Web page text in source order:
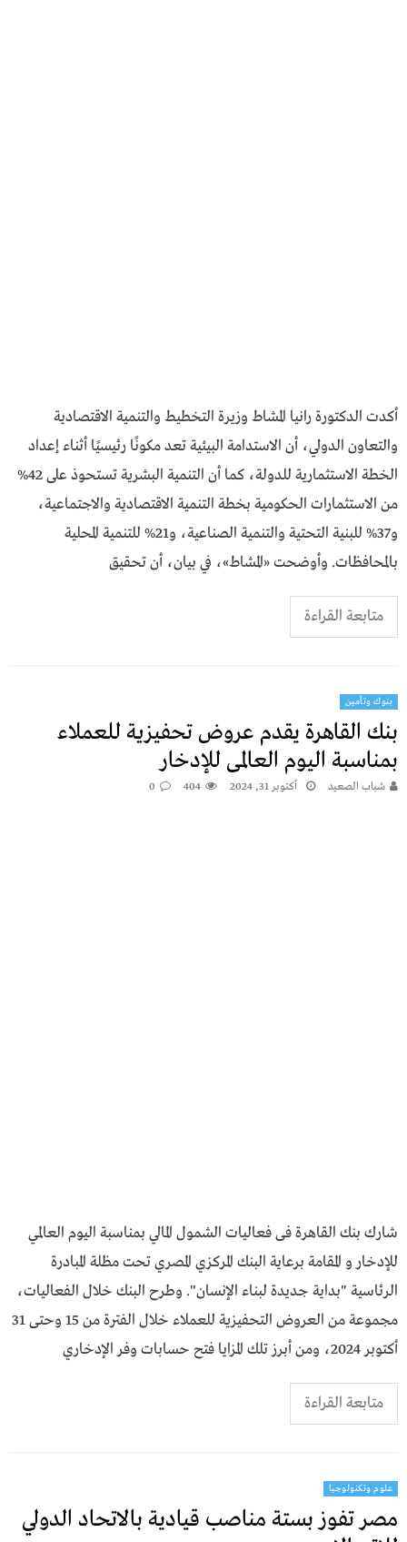
أكدت الدكتورة رانيا المشاط وزيرة التخطيط والتنمية الاقتصادية
والتعاون الدولي، أن الاستدامة البيئية تعد مكونًا رئيسيًا أثناء إعداد
الخطة الاستثمارية للدولة، كما أن التنمية البشرية تستحوذ على 42%
من الاستثمارات الحكومية بخطة التنمية الاقتصادية والاجتماعية،
و37% للبنية التحتية والتنمية الصناعية، و21% للتنمية المحلية
بالمحافظات. وأوضحت «المشاط»، في بيان، أن تحقيق
متابعة القراءة
بنوك وتأمين
بنك القاهرة يقدم عروض تحفيزية للعملاء
بمناسبة اليوم العالمى للإدخار
شباب الصعيد أكتوبر 31, 2024 404
0
شارك بنك القاهرة فى فعاليات الشمول المالي بمناسبة اليوم العالمي
للإدخار و المقامة برعاية البنك المركزي المصري تحت مظلة المبادرة
الرئاسية "بداية جديدة لبناء الإنسان". وطرح البنك خلال الفعاليات،
مجموعة من العروض التحفيزية للعملاء خلال الفترة من 15 وحتى 31
أكتوبر 2024، ومن أبرز تلك المزايا فتح حسابات وفـر الإدخاري
متابعة القراءة
علوم وتكنولوجيا
مصر تفوز بستة مناصب قيادية بالاتحاد الدولي